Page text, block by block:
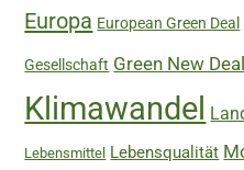
Europa European Green Deal
Gesellschaft Green New Deal
Klimawandel
Lebensmittel Lebensqualität